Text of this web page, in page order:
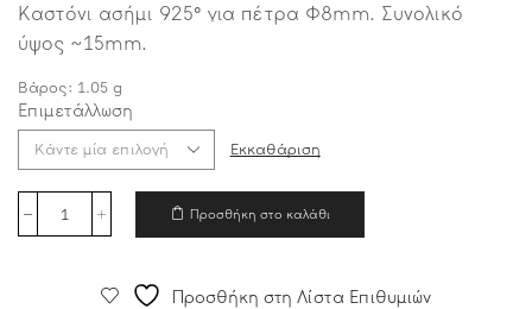
Καστόνι ασήμι 925° για πέτρα Φ8mm. Συνολικό
ύψος ~15mm.
Βάρος: 1.05 g
Επιμετάλλωση
Εκκαθάριση
Προσθήκη στο καλάθι
Προσθήκη στη Λίστα Επιθυμιών